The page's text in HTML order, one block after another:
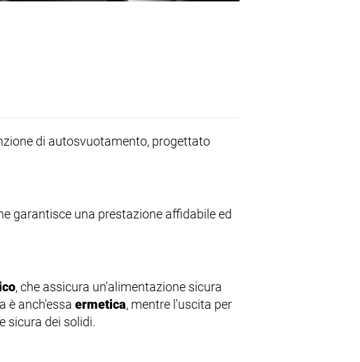
di autosvuotamento, progettato
garantisce una prestazione affidabile ed
, che assicura un'alimentazione sicura
è anch'essa ermetica, mentre l'uscita per
sicura dei solidi.